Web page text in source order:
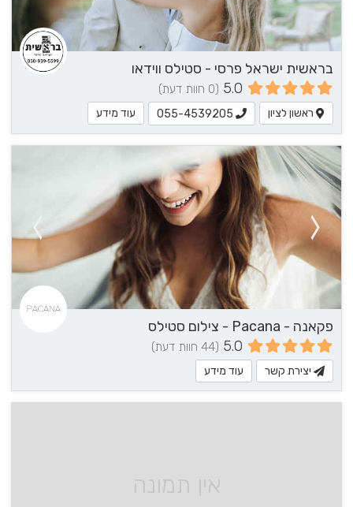
בראשית ישראל פרסי - סטילס ווידאו
5.0 (0 חוות דעת)
ראשון לציון 055-4539205 עוד מידע
פקאנה - Pacana - צילום סטילס
5.0 (44 חוות דעת)
יצירת קשר עוד מידע
אין תמונה